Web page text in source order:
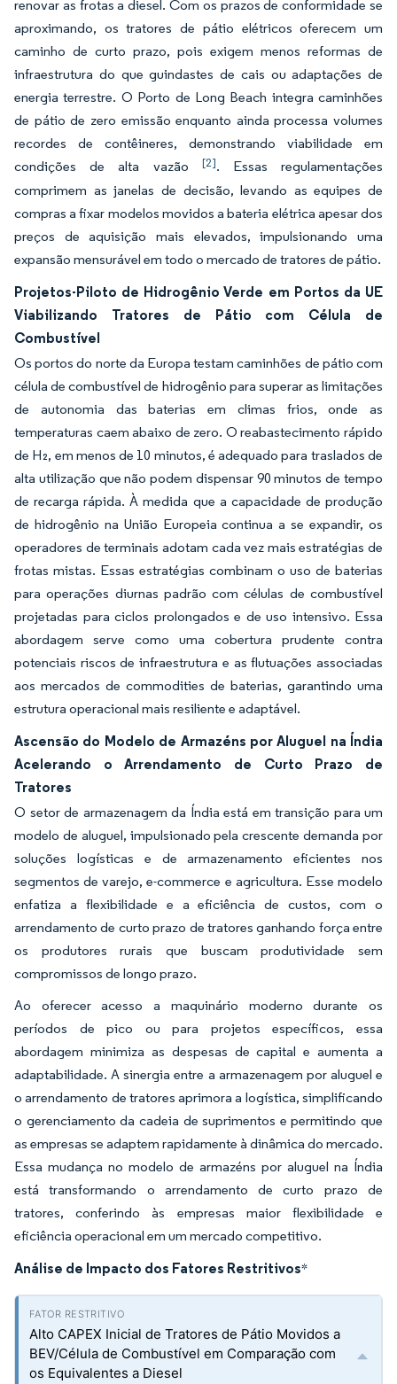
renovar as frotas a diesel. Com os prazos de conformidade se
aproximando, os tratores de pátio elétricos oferecem um
caminho de curto prazo, pois exigem menos reformas de
infraestrutura do que guindastes de cais ou adaptações de
energia terrestre. O Porto de Long Beach integra caminhões
de pátio de zero emissão enquanto ainda processa volumes
recordes de contêineres, demonstrando viabilidade em
condições de alta vazão [2]. Essas regulamentações
comprimem as janelas de decisão, levando as equipes de
compras a fixar modelos movidos a bateria elétrica apesar dos
preços de aquisição mais elevados, impulsionando uma
expansão mensurável em todo o mercado de tratores de pátio.
Projetos-Piloto de Hidrogênio Verde em Portos da UE
Viabilizando Tratores de Pátio com Célula de
Combustível
Os portos do norte da Europa testam caminhões de pátio com
célula de combustível de hidrogênio para superar as limitações
de autonomia das baterias em climas frios, onde as
temperaturas caem abaixo de zero. O reabastecimento rápido
de H₂, em menos de 10 minutos, é adequado para traslados de
alta utilização que não podem dispensar 90 minutos de tempo
de recarga rápida. À medida que a capacidade de produção
de hidrogênio na União Europeia continua a se expandir, os
operadores de terminais adotam cada vez mais estratégias de
frotas mistas. Essas estratégias combinam o uso de baterias
para operações diurnas padrão com células de combustível
projetadas para ciclos prolongados e de uso intensivo. Essa
abordagem serve como uma cobertura prudente contra
potenciais riscos de infraestrutura e as flutuações associadas
aos mercados de commodities de baterias, garantindo uma
estrutura operacional mais resiliente e adaptável.
Ascensão do Modelo de Armazéns por Aluguel na Índia
Acelerando o Arrendamento de Curto Prazo de
Tratores
O setor de armazenagem da Índia está em transição para um
modelo de aluguel, impulsionado pela crescente demanda por
soluções logísticas e de armazenamento eficientes nos
segmentos de varejo, e-commerce e agricultura. Esse modelo
enfatiza a flexibilidade e a eficiência de custos, com o
arrendamento de curto prazo de tratores ganhando força entre
os produtores rurais que buscam produtividade sem
compromissos de longo prazo.
Ao oferecer acesso a maquinário moderno durante os
períodos de pico ou para projetos específicos, essa
abordagem minimiza as despesas de capital e aumenta a
adaptabilidade. A sinergia entre a armazenagem por aluguel e
o arrendamento de tratores aprimora a logística, simplificando
o gerenciamento da cadeia de suprimentos e permitindo que
as empresas se adaptem rapidamente à dinâmica do mercado.
Essa mudança no modelo de armazéns por aluguel na Índia
está transformando o arrendamento de curto prazo de
tratores, conferindo às empresas maior flexibilidade e
eficiência operacional em um mercado competitivo.
Análise de Impacto dos Fatores Restritivos*
Alto CAPEX Inicial de Tratores de Pátio Movidos a
BEV/Célula de Combustível em Comparação com
os Equivalentes a Diesel